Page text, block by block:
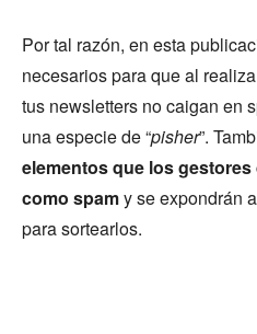
Por tal razón, en esta
necesarios para que al
tus newsletters no caigan en
una especie de “pisher”.
elementos que los
como spamy se expondrán
para sortearlos.